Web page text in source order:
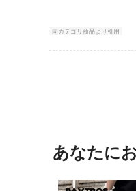
同カテゴリ商品より引用
あなたに